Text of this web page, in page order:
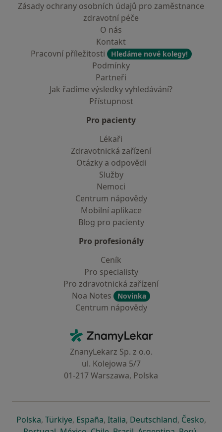
Zásady ochrany osobních údajů pro zaměstnance
zdravotní péče
O nás
Kontakt
Pracovní příležitosti
Hledáme nové kolegy!
Podmínky
Partneři
Jak řadíme výsledky vyhledávání?
Přístupnost
Pro pacienty
Lékaři
Zdravotnická zařízení
Otázky a odpovědi
Služby
Nemoci
Centrum nápovědy
Mobilní aplikace
Blog pro pacienty
Pro profesionály
Ceník
Pro specialisty
Pro zdravotnická zařízení
Noa Notes
Novinka
Centrum nápovědy
ZnamyLekar - Hlavní stránka
ZnanyLekarz Sp. z o.o.
ul. Kolejowa 5/7
01-217 Warszawa, Polska
Polskase otevře v nové záložce
, Türkiyese otevře v nové záložce
, Españase otevře v nové záložce
, Italiase otevře v nové záložce
, Deutschlandse otevře v
, Českose
,